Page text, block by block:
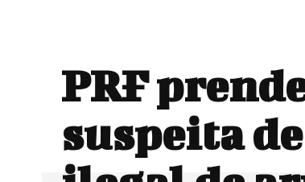
PRF
suspeita